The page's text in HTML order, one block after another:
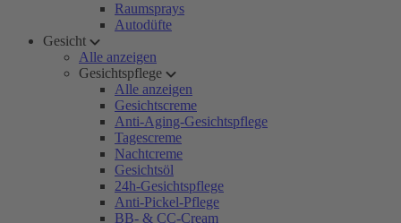
Raumsprays
Autodüfte
Gesicht
Alle anzeigen
Gesichtspflege
Alle anzeigen
Gesichtscreme
Anti-Aging-Gesichtspflege
Tagescreme
Nachtcreme
Gesichtsöl
24h-Gesichtspflege
Anti-Pickel-Pflege
BB- & CC-Cream